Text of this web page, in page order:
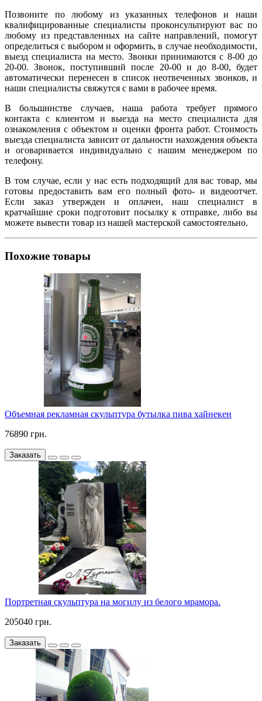
Позвоните по любому из указанных телефонов и наши
квалифицированные специалисты проконсультируют вас по
любому из представленных на сайте направлений, помогут
определиться с выбором и оформить, в случае необходимости,
выезд специалиста на место. Звонки принимаются с 8-00 до
20-00. Звонок, поступивший после 20-00 и до 8-00, будет
автоматически перенесен в список неотвеченных звонков, и
наши специалисты свяжутся с вами в рабочее время.
В большинстве случаев, наша работа требует прямого
контакта с клиентом и выезда на место специалиста для
ознакомления с объектом и оценки фронта работ. Стоимость
выезда специалиста зависит от дальности нахождения объекта
и оговаривается индивидуально с нашим менеджером по
телефону.
В том случае, если у нас есть подходящий для вас товар, мы
готовы предоставить вам его полный фото- и видеоотчет.
Если заказ утвержден и оплачен, наш специалист в
кратчайшие сроки подготовит посылку к отправке, либо вы
можете вывести товар из нашей мастерской самостоятельно.
Похожие товары
Объемная рекламная скульптура бутылка пива хайнекен
76890 грн.
Заказать
Портретная скульптура на могилу из белого мрамора.
205040 грн.
Заказать